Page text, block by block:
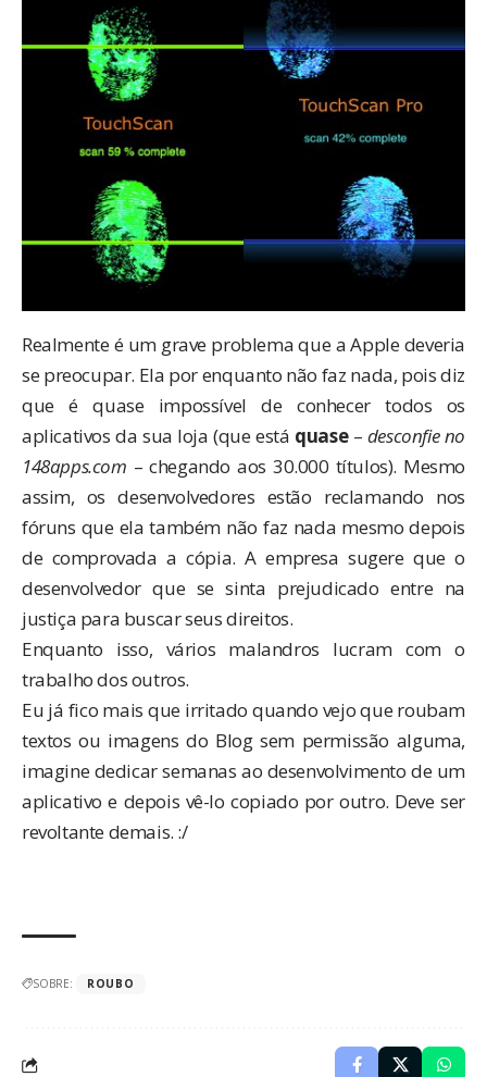
Realmente é um grave problema que a Apple deveria
se preocupar. Ela por enquanto não faz nada, pois diz
que é quase impossível de conhecer todos os
aplicativos da sua loja (que está quase– desconfie no
148apps.com – chegando aos 30.000 títulos). Mesmo
assim, os desenvolvedores estão reclamando nos
fóruns que ela também não faz nada mesmo depois
de comprovada a cópia. A empresa sugere que o
desenvolvedor que se sinta prejudicado entre na
justiça para buscar seus direitos.
Enquanto isso, vários malandros lucram com o
trabalho dos outros.
Eu já fico mais que irritado quando vejo que roubam
textos ou imagens do Blog sem permissão alguma,
imagine dedicar semanas ao desenvolvimento de um
aplicativo e depois vê-lo copiado por outro. Deve ser
revoltante demais. :/
SOBRE: ROUBO